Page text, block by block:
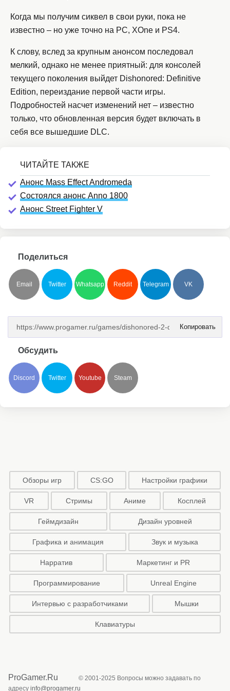
Когда мы получим сиквел в свои руки, пока не
известно – но уже точно на PC, XOne и PS4.
К слову, вслед за крупным анонсом последовал
мелкий, однако не менее приятный: для консолей
текущего поколения выйдет Dishonored: Definitive
Edition, переиздание первой части игры.
Подробностей насчет изменений нет – известно
только, что обновленная версия будет включать в
себя все вышедшие DLC.
Анонс Mass Effect Andromeda
Состоялся анонс Anno 1800
Анонс Street Fighter V
Поделиться
Email Twitter Whatsapp Reddit Telegram VK
Копировать
Обсудить
Discord Twitter Youtube Steam
Обзоры игр CS:GO Настройки графики
VR Стримы Аниме Косплей
Геймдизайн Дизайн уровней
Графика и анимация Звук и музыка
Нарратив Маркетинг и PR
Программирование Unreal Engine
Интервью с разработчиками Мышки
Клавиатуры
ProGamer.Ru
© 2001-2025 Вопросы можно задавать по
адресу info@progamer.ru